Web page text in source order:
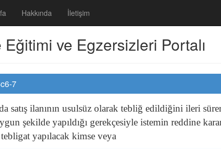
Hakkında İletişim
ve Egzersizleri Portalı
7
satış ilanının usulsüz olarak tebliğ edildiğini ileri
şekilde yapıldığı gerekçesiyle istemin reddine
tebligat yapılacak kimse veya